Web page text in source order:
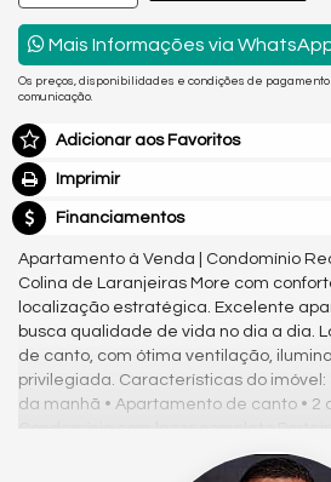
Mais Informações via
Os preços, disponibilidades e condições de
comunicação.
Adicionar aos Favoritos
Imprimir
Financiamentos
Apartamento à Venda | Condomínio
Colina de Laranjeiras More com
localização estratégica. Excelente
busca qualidade de vida no dia a dia.
de canto, com ótima ventilação,
privilegiada. Características do imóvel: •
da manhã • Apartamento de canto • 2
Condomínio com lazer completo
apartamento será vendido
Fogão • Forno • Máquina de lavar •